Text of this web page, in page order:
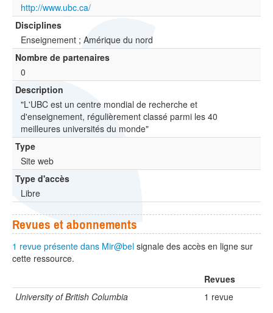
http://www.ubc.ca/
Disciplines
Enseignement ; Amérique du nord
Nombre de partenaires
0
Description
"L'UBC est un centre mondial de recherche et
d'enseignement, régulièrement classé parmi les 40
meilleures universités du monde"
Type
Site web
Type d'accès
Libre
Revues et abonnements
1 revue présente dans Mir@bel signale des accès en ligne sur
cette ressource.
Revues
University of British Columbia
1 revue